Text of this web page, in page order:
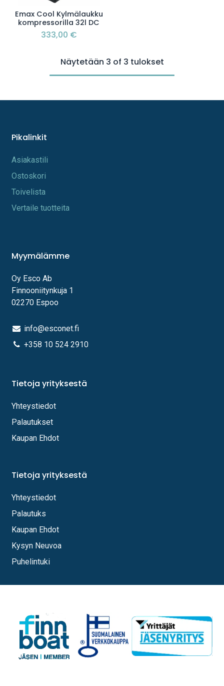
Emax Cool Kylmälaukku
kompressorilla 32l DC
333,00 €
Näytetään 3 of 3 tulokset
Pikalinkit
A​s​iakastili
Os​toskori
Toi​velista
Vertaile tuotteita
Myymälämme
Oy Esco Ab
Finnooniitynkuja 1
02270 Espoo
info@esconet.fi
+358 10 524 2910
Tietoja yrityksestä
Yhteystiedot
Palautukset
Kaupan Ehdot
Tietoja yrityksestä
Yhteystiedot
Palautuks
Kaupan Ehdot
Kysyn Neuvoa
Puhelintuki